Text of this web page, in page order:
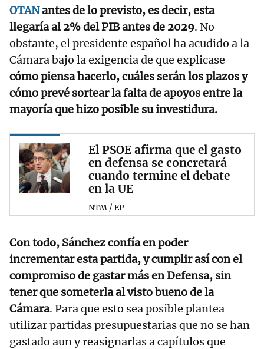
OTANantes de lo previsto, es decir, esta
llegaría al 2% del PIB antes de 2029. No
obstante, el presidente español ha acudido a la
Cámara bajo la exigencia de que explicase
cómo piensa hacerlo, cuáles serán los plazos y
cómo prevé sortear la falta de apoyos entre la
mayoría que hizo posible su investidura.
El PSOE afirma que el gasto
en defensa se concretará
cuando termine el debate
en la UE
NTM / EP
Con todo, Sánchez confía en poder
incrementar esta partida, y cumplir así con el
compromiso de gastar más en Defensa, sin
tener que someterla al visto bueno de la
Cámara. Para que esto sea posible plantea
utilizar partidas presupuestarias que no se han
gastado aun y reasignarlas a capítulos que